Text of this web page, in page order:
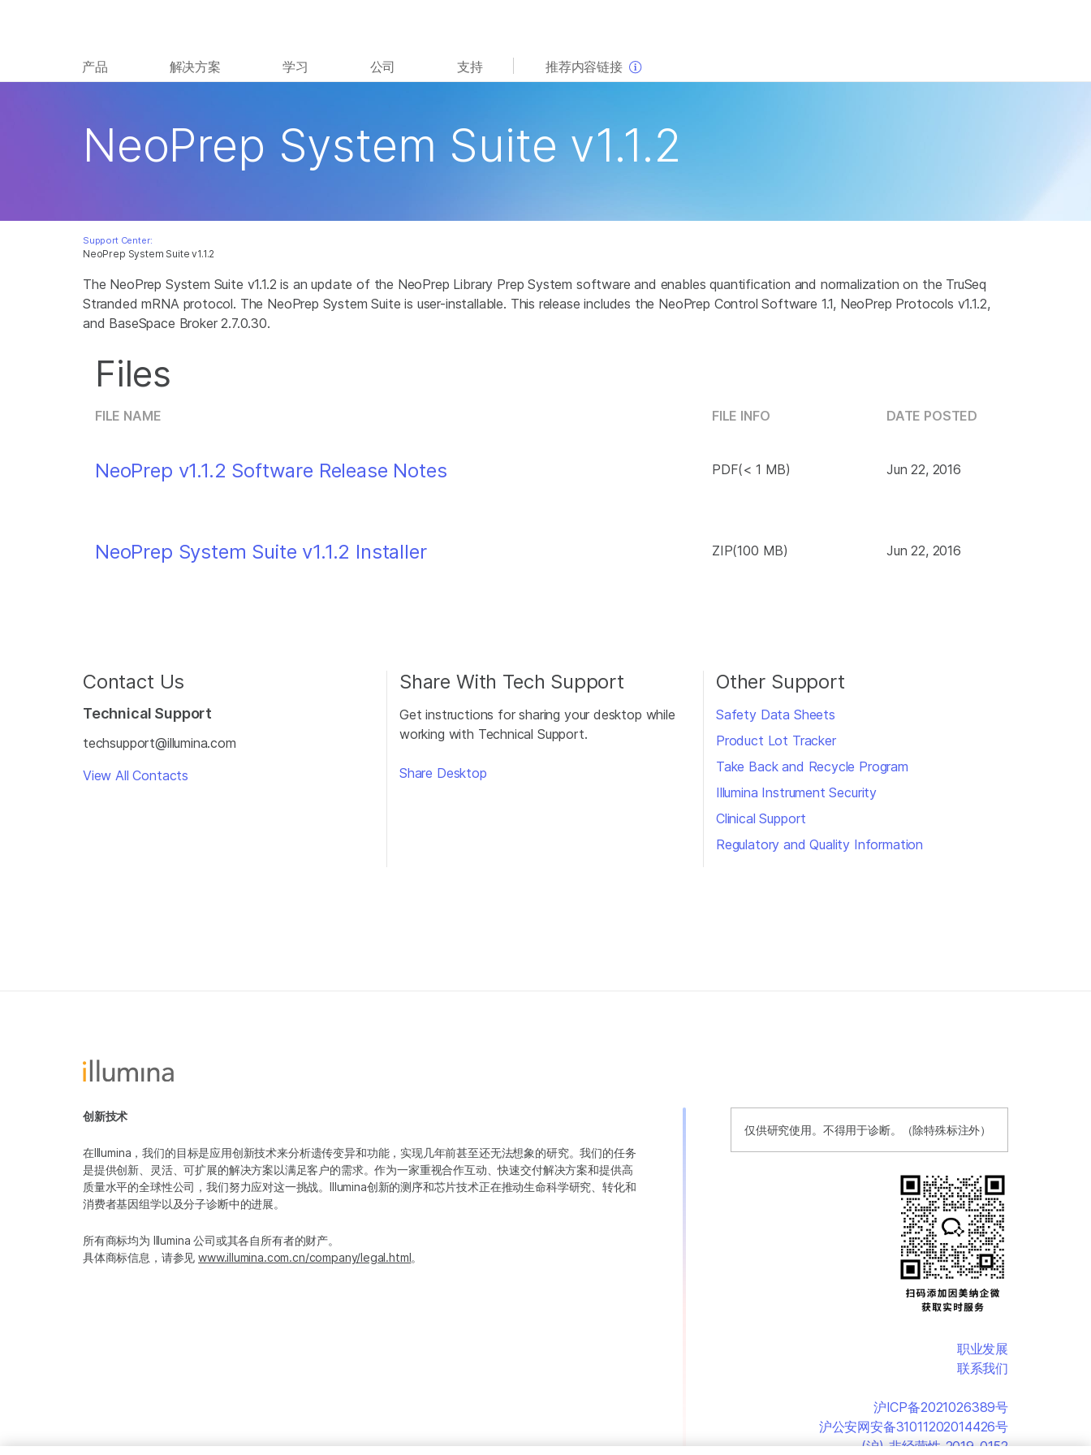
产品 解决方案 学习 公司 支持 推荐内容链接
NeoPrep System Suite v1.1.2
NeoPrep System Suite v1.1.2
Support Center:
The NeoPrep System Suite v1.1.2 is an update of the NeoPrep Library Prep System software and enables quantification and normalization on the TruSeq
Stranded mRNA protocol. The NeoPrep System Suite is user-installable. This release includes the NeoPrep Control Software 1.1, NeoPrep Protocols v1.1.2,
and BaseSpace Broker 2.7.0.30.
Files
FILE NAME FILE INFO DATE POSTED
NeoPrep v1.1.2 Software Release Notes PDF(< 1 MB) Jun 22, 2016
NeoPrep System Suite v1.1.2 Installer ZIP(100 MB) Jun 22, 2016
Contact Us
Technical Support
techsupport@illumina.com
View All Contacts
Share With Tech Support
Get instructions for sharing your desktop while
working with Technical Support.
Share Desktop
Other Support
Safety Data Sheets
Product Lot Tracker
Take Back and Recycle Program
Illumina Instrument Security
Clinical Support
Regulatory and Quality Information
仅供研究使用。不得用于诊断。（除特殊标注外）
创新技术
在Illumina，我们的目标是应用创新技术来分析遗传变异和功能，实现几年前甚至还无法想象的研究。我们的任务
是提供创新、灵活、可扩展的解决方案以满足客户的需求。作为一家重视合作互动、快速交付解决方案和提供高
质量水平的全球性公司，我们努力应对这一挑战。Illumina创新的测序和芯片技术正在推动生命科学研究、转化和
消费者基因组学以及分子诊断中的进展。
所有商标均为 Illumina 公司或其各自所有者的财产。
具体商标信息，请参见www.illumina.com.cn/company/legal.html。
职业发展
联系我们
沪ICP备2021026389号
沪公安网安备31011202014426号
(沪)-非经营性-2019-0152
查看更多相关内容。选择您感兴趣的领域:
农业基因组学
复杂疾病
遗传病和罕见病